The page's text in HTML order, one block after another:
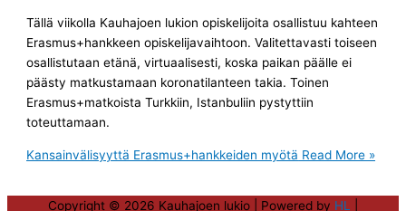
Tällä viikolla Kauhajoen lukion opiskelijoita osallistuu kahteen
Erasmus+hankkeen opiskelijavaihtoon. Valitettavasti toiseen
osallistutaan etänä, virtuaalisesti, koska paikan päälle ei
päästy matkustamaan koronatilanteen takia. Toinen
Erasmus+matkoista Turkkiin, Istanbuliin pystyttiin
toteuttamaan.
Kansainvälisyyttä Erasmus+hankkeiden myötä Read More »
Copyright © 2026 Kauhajoen lukio | Powered by HL